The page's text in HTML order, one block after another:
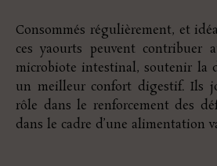
Consommés régulièrement, et
ces yaourts peuvent contribuer
microbiote intestinal, soutenir la
un meilleur confort digestif. Ils
rôle dans le renforcement des
dans le cadre d’une alimentation